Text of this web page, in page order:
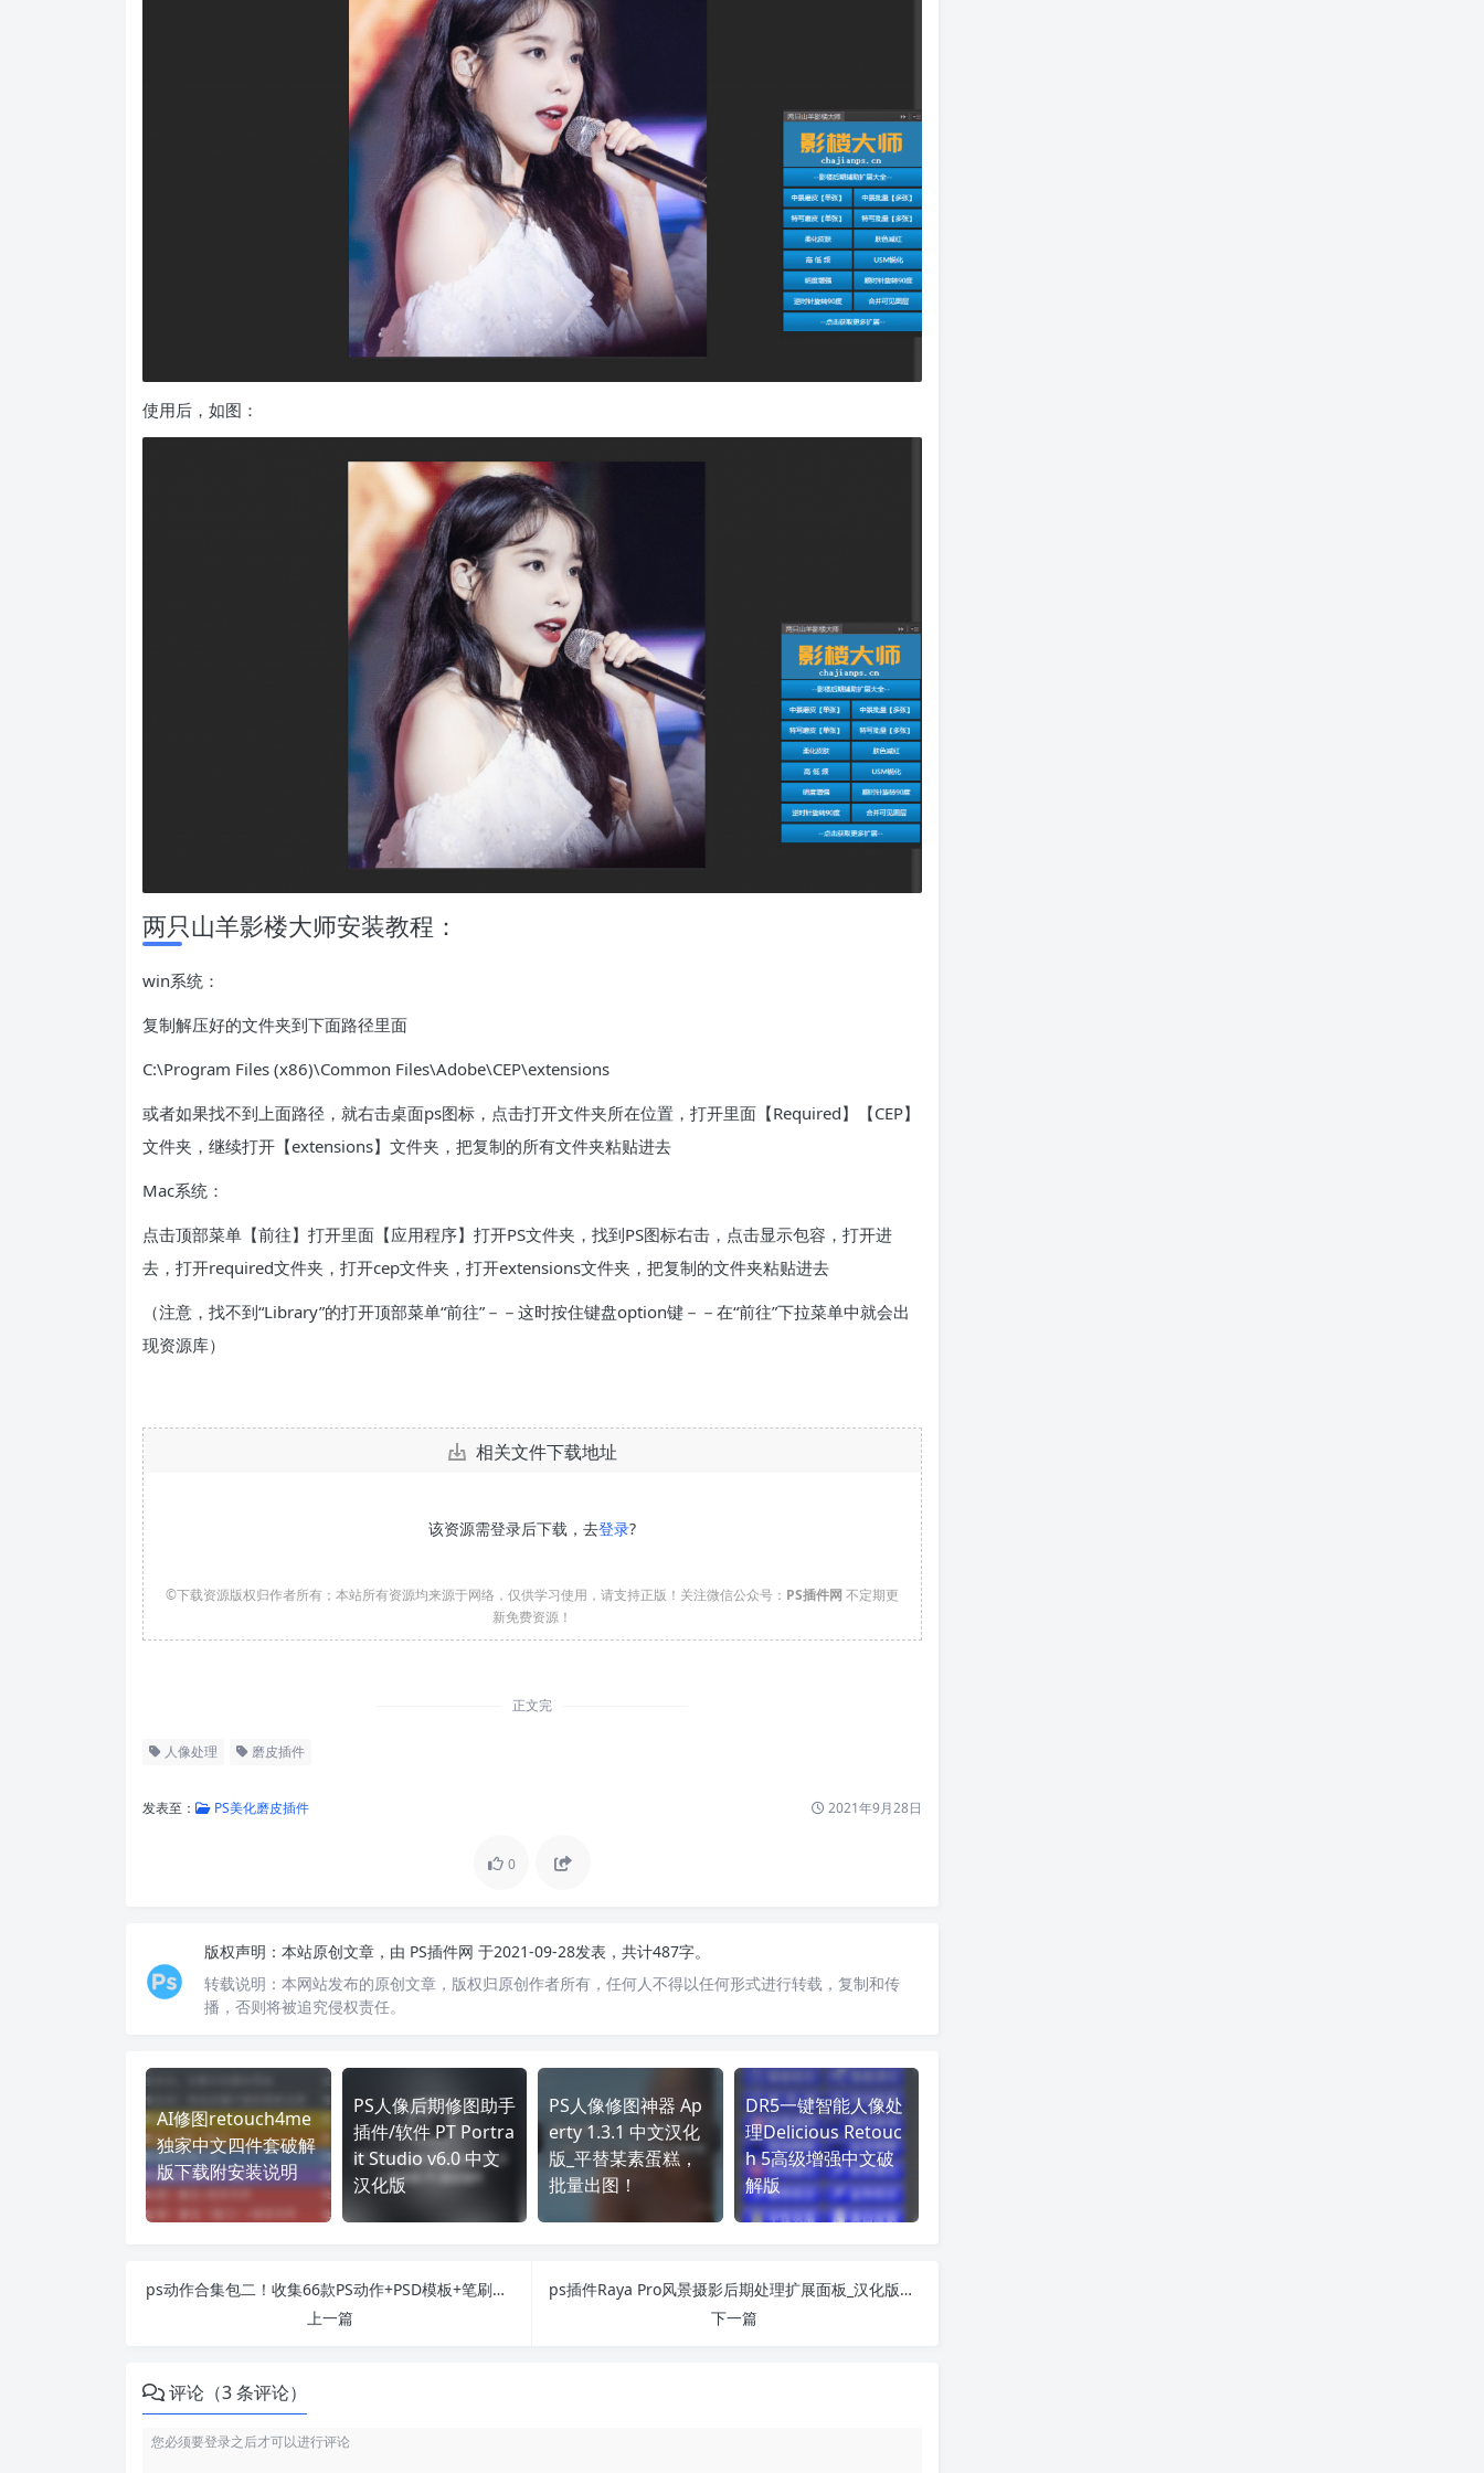
使用后，如图：
两只山羊影楼大师安装教程：
win系统：
复制解压好的文件夹到下面路径里面
C:\Program Files (x86)\Common Files\Adobe\CEP\extensions
或者如果找不到上面路径，就右击桌面ps图标，点击打开文件夹所在位置，打开里面【Required】【CEP】
文件夹，继续打开【extensions】文件夹，把复制的所有文件夹粘贴进去
Mac系统：
点击顶部菜单【前往】打开里面【应用程序】打开PS文件夹，找到PS图标右击，点击显示包容，打开进
去，打开required文件夹，打开cep文件夹，打开extensions文件夹，把复制的文件夹粘贴进去
（注意，找不到“Library”的打开顶部菜单“前往”－－这时按住键盘option键－－在“前往”下拉菜单中就会出
现资源库）
相关文件下载地址
该资源需登录后下载，去登录?
©下载资源版权归作者所有；本站所有资源均来源于网络，仅供学习使用，请支持正版！关注微信公众号： PS插件网 不定期更
新免费资源！
正文完
人像处理 磨皮插件
发表至： PS美化磨皮插件 2021年9月28日
0
版权声明： 本站原创文章，由 PS插件网 于2021-09-28发表，共计487字。
转载说明： 本网站发布的原创文章，版权归原创作者所有，任何人不得以任何形式进行转载，复制和传
播，否则将被追究侵权责任。
AI修图retouch4me
独家中文四件套破解
版下载附安装说明
PS人像后期修图助手
插件/软件 PT Portra
it Studio v6.0 中文
汉化版
PS人像修图神器 Ap
erty 1.3.1 中文汉化
版_平替某素蛋糕，
批量出图！
DR5一键智能人像处
理Delicious Retouc
h 5高级增强中文破
解版
ps动作合集包二！收集66款PS动作+PSD模板+笔刷动作免费下载
上一篇
ps插件Raya Pro风景摄影后期处理扩展面板_汉化版免费下载
下一篇
评论（3 条评论）